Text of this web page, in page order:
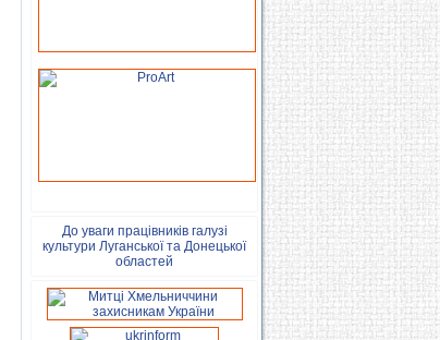
До уваги працівників галузі
культури Луганської та Донецької
областей